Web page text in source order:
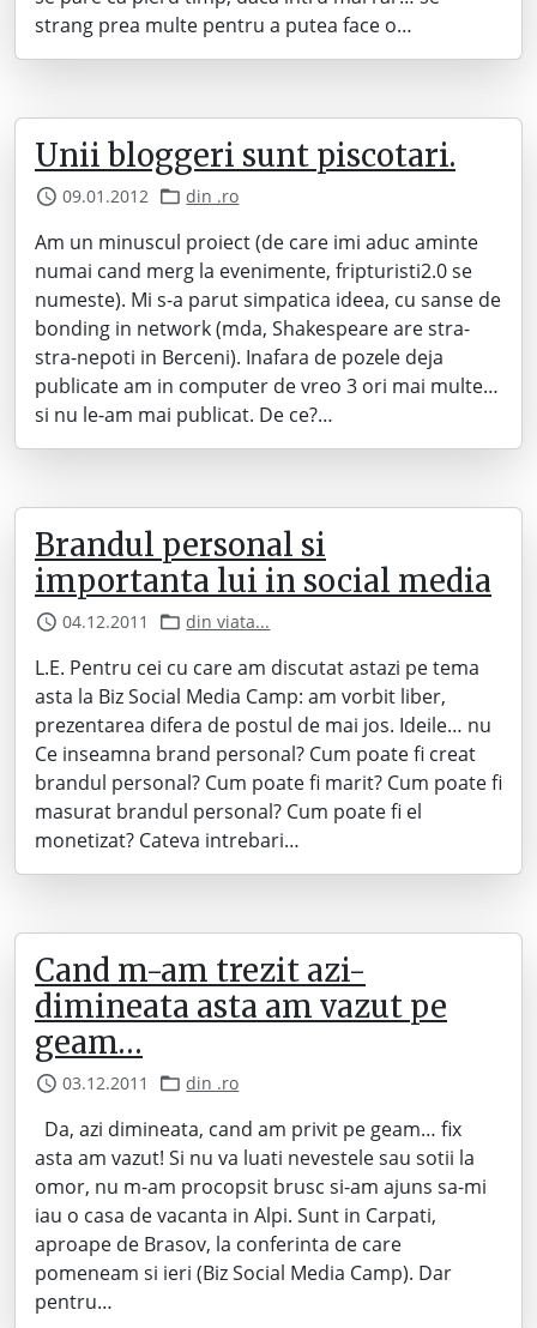
strang prea multe pentru a putea face o…
Unii bloggeri sunt piscotari.
09.01.2012 din .ro
Am un minuscul proiect (de care imi aduc aminte
numai cand merg la evenimente, fripturisti2.0 se
numeste). Mi s-a parut simpatica ideea, cu sanse de
bonding in network (mda, Shakespeare are stra-
stra-nepoti in Berceni). Inafara de pozele deja
publicate am in computer de vreo 3 ori mai multe…
si nu le-am mai publicat. De ce?…
Brandul personal si
importanta lui in social media
04.12.2011 din viata...
L.E. Pentru cei cu care am discutat astazi pe tema
asta la Biz Social Media Camp: am vorbit liber,
prezentarea difera de postul de mai jos. Ideile… nu
Ce inseamna brand personal? Cum poate fi creat
brandul personal? Cum poate fi marit? Cum poate fi
masurat brandul personal? Cum poate fi el
monetizat? Cateva intrebari…
Cand m-am trezit azi-
dimineata asta am vazut pe
geam…
03.12.2011 din .ro
Da, azi dimineata, cand am privit pe geam… fix
asta am vazut! Si nu va luati nevestele sau sotii la
omor, nu m-am procopsit brusc si-am ajuns sa-mi
iau o casa de vacanta in Alpi. Sunt in Carpati,
aproape de Brasov, la conferinta de care
pomeneam si ieri (Biz Social Media Camp). Dar
pentru…